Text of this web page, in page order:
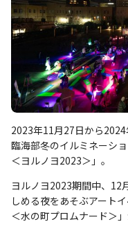
2023年11月27日から
臨海部冬のイルミネーシ
＜ヨルノヨ2023＞」。
ヨルノヨ2023期間中、12
しめる夜をあそぶアート
＜水の町プロムナード＞」